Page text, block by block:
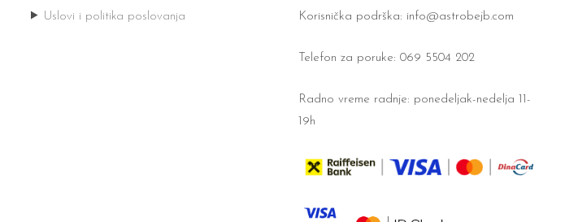
Uslovi i politika poslovanja Korisnička podrška: info@astrobejb.com
Telefon za poruke: 069 5504 202
Radno vreme radnje: ponedeljak-nedelja 11-
19h